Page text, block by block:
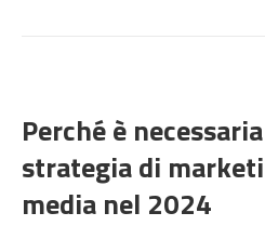
Perché è
strategia di
media nel 2024